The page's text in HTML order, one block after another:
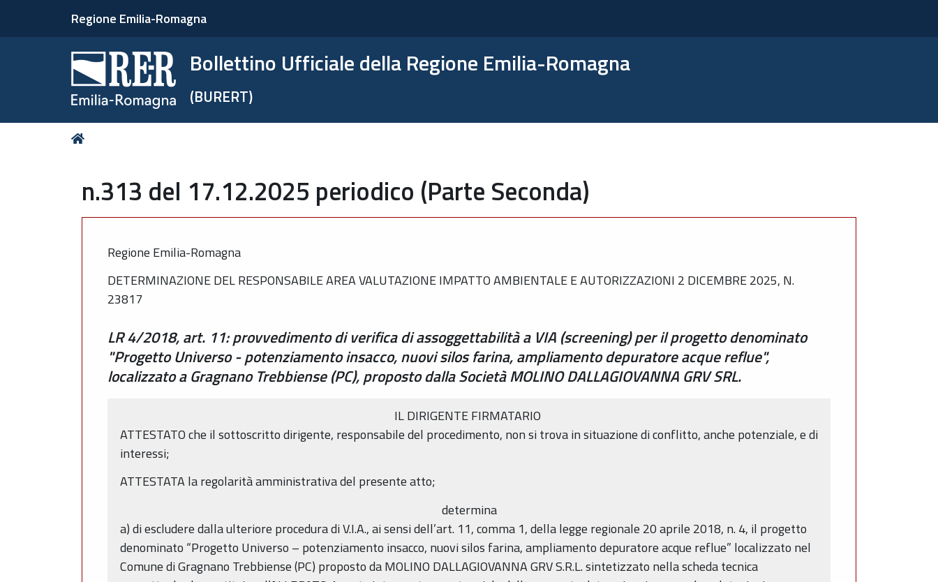
Regione Emilia-Romagna
Bollettino Ufficiale della Regione Emilia-Romagna
(BURERT)
Tu
n.313 del 17.12.2025 periodico (Parte Seconda)
Regione Emilia-Romagna
DETERMINAZIONE DEL RESPONSABILE AREA VALUTAZIONE IMPATTO AMBIENTALE E AUTORIZZAZIONI 2 DICEMBRE 2025, N.
23817
LR 4/2018, art. 11: provvedimento di verifica di assoggettabilità a VIA (screening) per il progetto denominato
"Progetto Universo - potenziamento insacco, nuovi silos farina, ampliamento depuratore acque reflue",
localizzato a Gragnano Trebbiense (PC), proposto dalla Società MOLINO DALLAGIOVANNA GRV SRL.
IL DIRIGENTE FIRMATARIO
ATTESTATO che il sottoscritto dirigente, responsabile del procedimento, non si trova in situazione di conflitto, anche potenziale, e di
interessi;
ATTESTATA la regolarità amministrativa del presente atto;
determina
a) di escludere dalla ulteriore procedura di V.I.A., ai sensi dell’art. 11, comma 1, della legge regionale 20 aprile 2018, n. 4, il progetto
denominato “Progetto Universo – potenziamento insacco, nuovi silos farina, ampliamento depuratore acque reflue” localizzato nel
Comune di Gragnano Trebbiense (PC) proposto da MOLINO DALLAGIOVANNA GRV S.R.L. sintetizzato nella scheda tecnica